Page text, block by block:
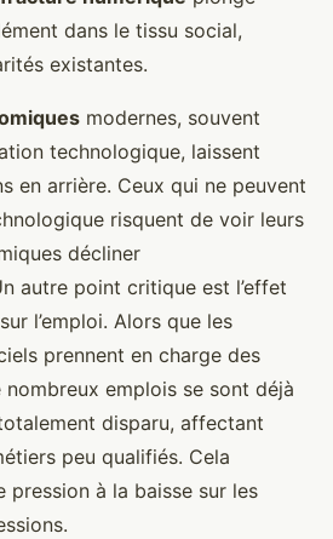
dans le tissu social,
existantes.
modernes, souvent
technologique, laissent
en arrière. Ceux qui ne peuvent
risquent de voir leurs
décliner
autre point critique est l’effet
sur l’emploi. Alors que les
prennent en charge des
nombreux emplois se sont déjà
disparu, affectant
peu qualifiés. Cela
pression à la baisse sur les